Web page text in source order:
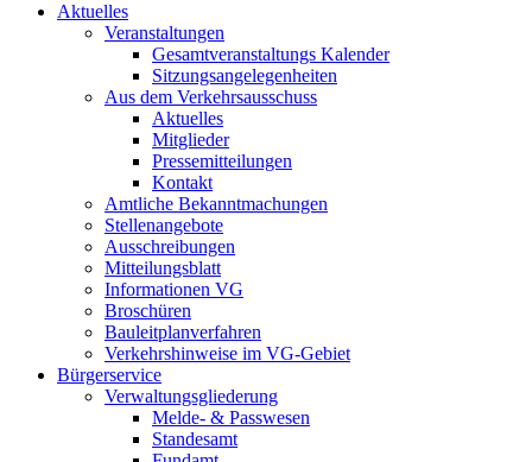
Aktuelles
Veranstaltungen
Gesamtveranstaltungs Kalender
Sitzungsangelegenheiten
Aus dem Verkehrsausschuss
Aktuelles
Mitglieder
Pressemitteilungen
Kontakt
Amtliche Bekanntmachungen
Stellenangebote
Ausschreibungen
Mitteilungsblatt
Informationen VG
Broschüren
Bauleitplanverfahren
Verkehrshinweise im VG-Gebiet
Bürgerservice
Verwaltungsgliederung
Melde- & Passwesen
Standesamt